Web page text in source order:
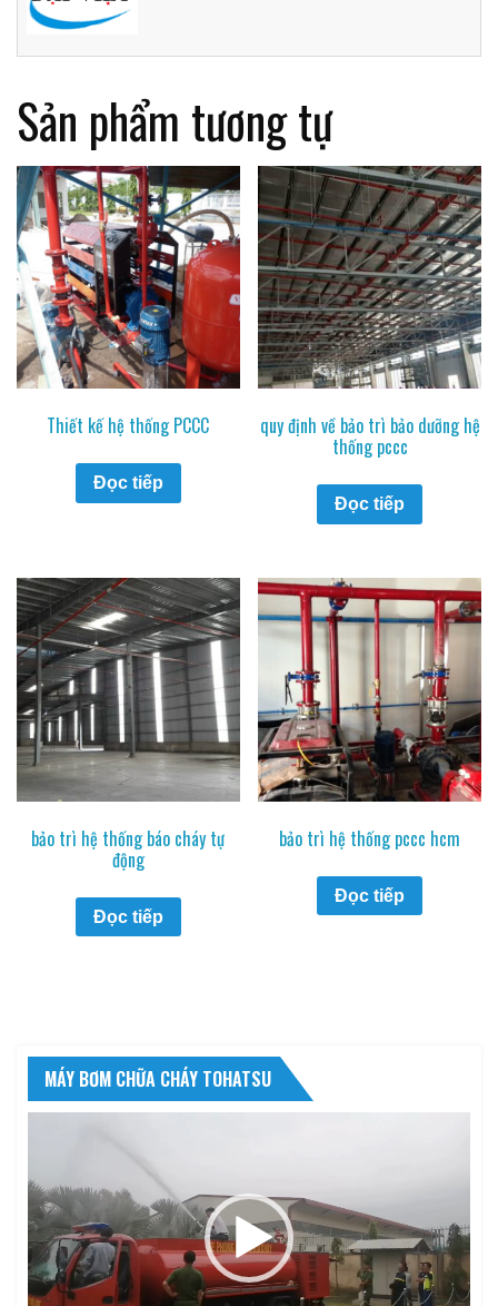
Sản phẩm tương tự
Thiết kế hệ thống PCCC
Đọc tiếp
quy định về bảo trì bảo dưỡng hệ
thống pccc
Đọc tiếp
bảo trì hệ thống báo cháy tự
động
Đọc tiếp
bảo trì hệ thống pccc hcm
Đọc tiếp
MÁY BƠM CHỮA CHÁY TOHATSU
Video